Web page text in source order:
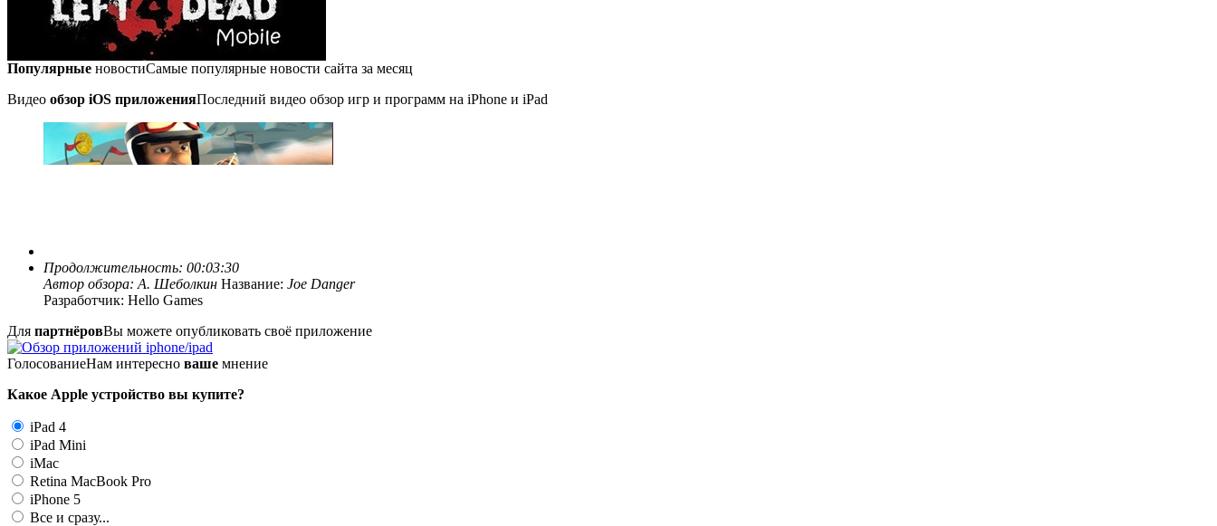
Популярные новостиСамые популярные новости сайта за месяц
Видео обзор iOS приложенияПоследний видео обзор игр и программ на iPhone и iPad
Продолжительность: 00:03:30
Автор обзора: А. Шеболкин Название: Joe Danger
Разработчик: Hello Games
Для партнёровВы можете опубликовать своё приложение
ГолосованиеНам интересно ваше мнение
Какое Apple устройство вы купите?
iPad 4
iPad Mini
iMac
Retina MacBook Pro
iPhone 5
Все и сразу...